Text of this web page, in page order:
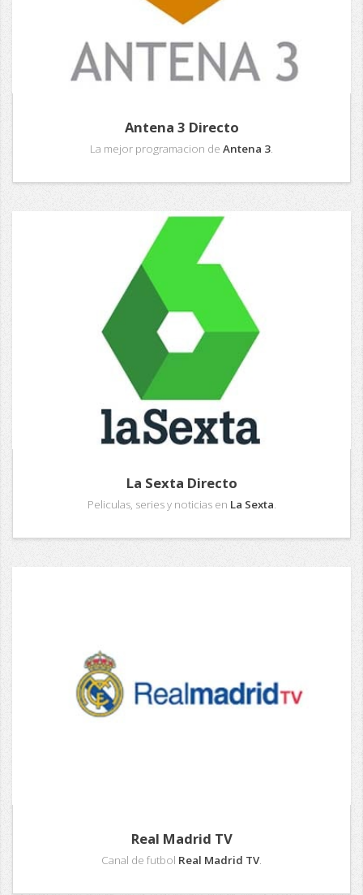
Antena 3 Directo
La mejor programacion de Antena 3.
La Sexta Directo
Peliculas, series y noticias en La Sexta.
Real Madrid TV
Canal de futbol Real Madrid TV.